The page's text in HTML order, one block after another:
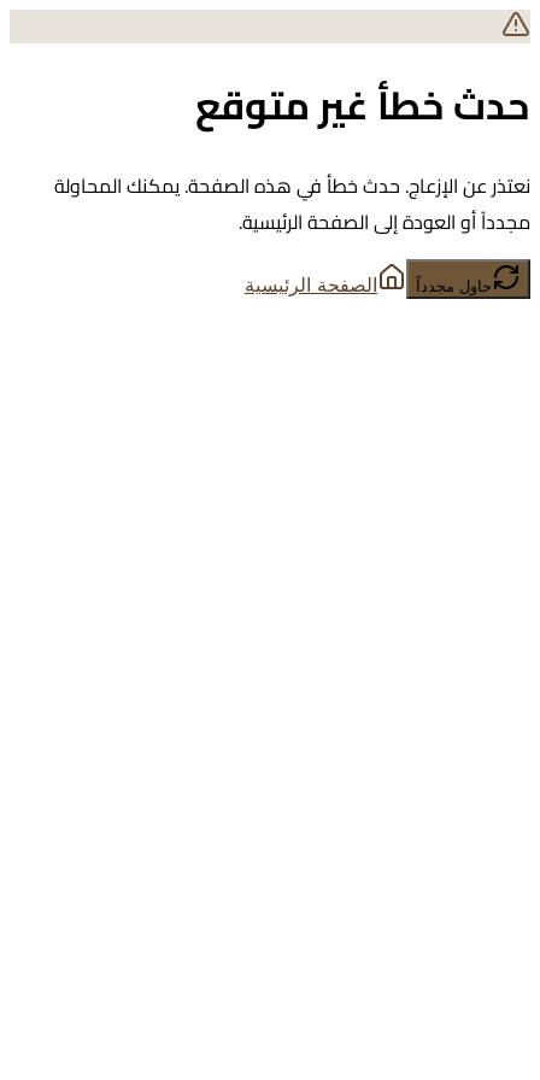
حدث خطأ غير متوقع
نعتذر عن الإزعاج. حدث خطأ في هذه الصفحة. يمكنك المحاولة
مجدداً أو العودة إلى الصفحة الرئيسية.
حاول مجدداً الصفحة الرئيسية